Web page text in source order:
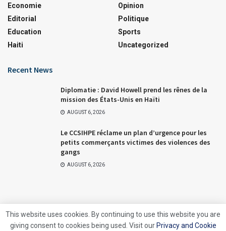
Economie
Editorial
Education
Haiti
Opinion
Politique
Sports
Uncategorized
Recent News
Diplomatie : David Howell prend les rênes de la
mission des États-Unis en Haïti
AUGUST 6, 2026
Le CCSIHPE réclame un plan d’urgence pour les
petits commerçants victimes des violences des
gangs
AUGUST 6, 2026
This website uses cookies. By continuing to use this website you are
giving consent to cookies being used. Visit our Privacy and Cookie